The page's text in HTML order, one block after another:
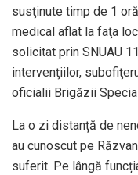
susţinute timp de 1
medical aflat la faţa
solicitat prin SNUAU
intervenţiilor,
oficialii Brigăzii
La o zi distanță de
au cunoscut pe
suferit. Pe lângă